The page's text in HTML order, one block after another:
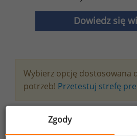
Dowiedz się
Wybierz opcję dostosowana
potrzeb! Przetestuj strefę
Chcesz na bieżąco śledzić
wynagrodzeniach?
Zgody